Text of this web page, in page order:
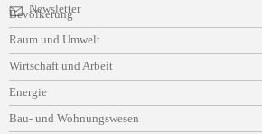
Newsletter
Navigation
überspringen
Bevölkerung
Raum und Umwelt
Wirtschaft und Arbeit
Energie
Bau- und Wohnungswesen